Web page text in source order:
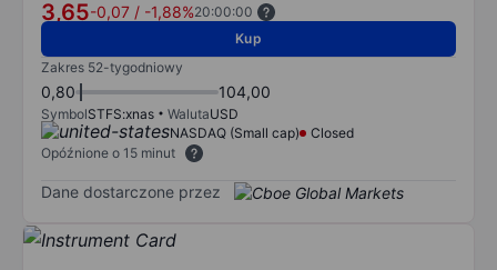
3,65-0,07 / -1,88%20:00:00
Kup
Zakres 52-tygodniowy
0,80 104,00
SymbolSTFS:xnas WalutaUSD
NASDAQ (Small cap)
Closed
Opóźnione o 15 minut
Dane dostarczone przez